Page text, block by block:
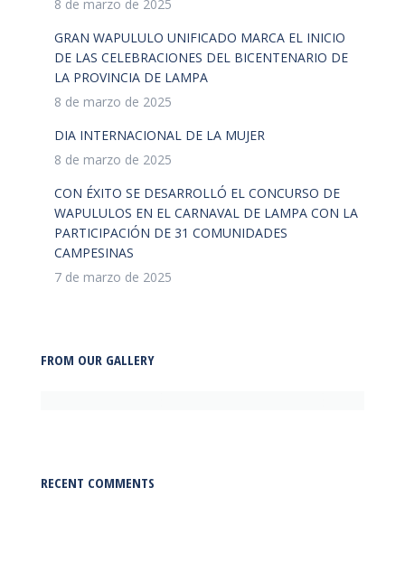
8 de marzo de 2025
GRAN WAPULULO UNIFICADO MARCA EL INICIO
DE LAS CELEBRACIONES DEL BICENTENARIO DE
LA PROVINCIA DE LAMPA
8 de marzo de 2025
DIA INTERNACIONAL DE LA MUJER
8 de marzo de 2025
CON ÉXITO SE DESARROLLÓ EL CONCURSO DE
WAPULULOS EN EL CARNAVAL DE LAMPA CON LA
PARTICIPACIÓN DE 31 COMUNIDADES
CAMPESINAS
7 de marzo de 2025
FROM OUR GALLERY
RECENT COMMENTS